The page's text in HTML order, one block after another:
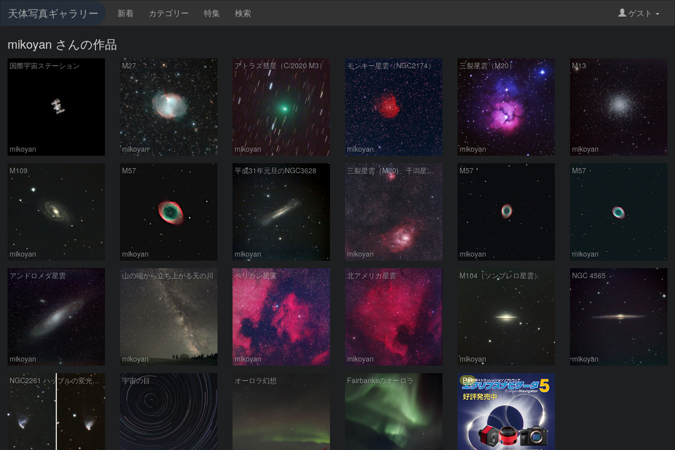
天体写真ギャラリー 新着 カテゴリー 特集 検索 ゲスト
mikoyan さんの作品
国際宇宙ステーション
mikoyan
M27
mikoyan
アトラス彗星（C/2020 M3）
mikoyan
モンキー星雲（NGC2174）
mikoyan
三裂星雲（M20）
mikoyan
M13
mikoyan
M109
mikoyan
M57
mikoyan
平成31年元旦のNGC3628
mikoyan
三裂星雲（M20)、干潟星雲（M8)
mikoyan
M57
mikoyan
M57
mikoyan
アンドロメダ星雲
mikoyan
山の端から立ち上がる天の川
mikoyan
ペリカン星雲
mikoyan
北アメリカ星雲
mikoyan
M104（ソンブレロ星雲）
mikoyan
NGC 4565
mikoyan
NGC2261 ハッブルの変光星雲の変化 宇宙の目 オーロラ幻想 Fairbanksのオーロラ PR